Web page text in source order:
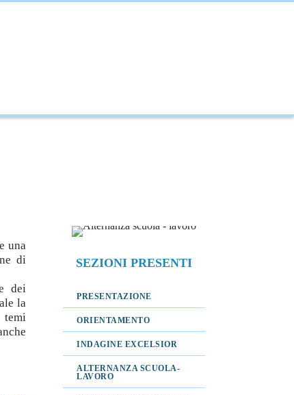
una
di
dei
la
temi
SEZIONI PRESENTI
PRESENTAZIONE
ORIENTAMENTO
INDAGINE EXCELSIOR
ALTERNANZA SCUOLA-
LAVORO